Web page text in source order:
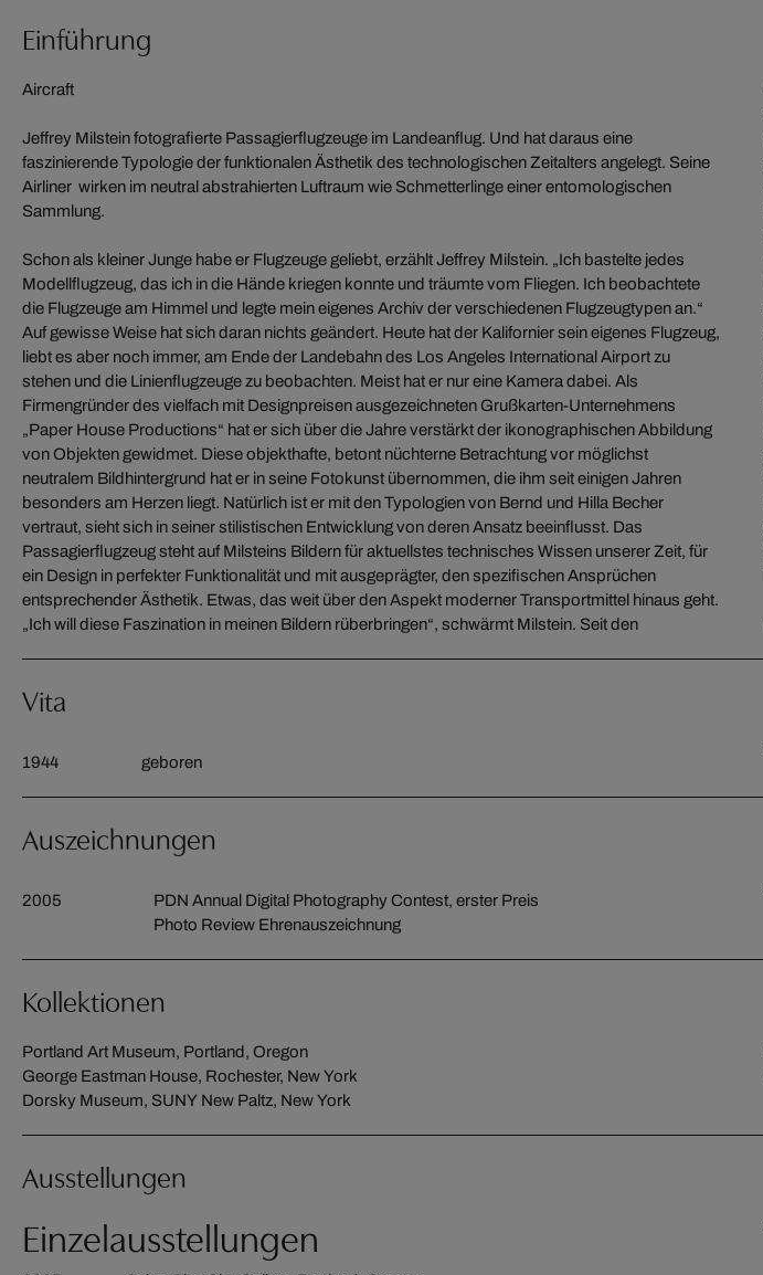
Einführung
Aircraft
Jeffrey Milstein fotografierte Passagierflugzeuge im Landeanflug. Und hat daraus eine
faszinierende Typologie der funktionalen Ästhetik des technologischen Zeitalters angelegt. Seine
Airliner wirken im neutral abstrahierten Luftraum wie Schmetterlinge einer entomologischen
Sammlung.
Schon als kleiner Junge habe er Flugzeuge geliebt, erzählt Jeffrey Milstein. „Ich bastelte jedes
Modellflugzeug, das ich in die Hände kriegen konnte und träumte vom Fliegen. Ich beobachtete
die Flugzeuge am Himmel und legte mein eigenes Archiv der verschiedenen Flugzeugtypen an.“
Auf gewisse Weise hat sich daran nichts geändert. Heute hat der Kalifornier sein eigenes Flugzeug,
liebt es aber noch immer, am Ende der Landebahn des Los Angeles International Airport zu
stehen und die Linienflugzeuge zu beobachten. Meist hat er nur eine Kamera dabei. Als
Firmengründer des vielfach mit Designpreisen ausgezeichneten Grußkarten-Unternehmens
„Paper House Productions“ hat er sich über die Jahre verstärkt der ikonographischen Abbildung
von Objekten gewidmet. Diese objekthafte, betont nüchterne Betrachtung vor möglichst
neutralem Bildhintergrund hat er in seine Fotokunst übernommen, die ihm seit einigen Jahren
besonders am Herzen liegt. Natürlich ist er mit den Typologien von Bernd und Hilla Becher
vertraut, sieht sich in seiner stilistischen Entwicklung von deren Ansatz beeinflusst. Das
Passagierflugzeug steht auf Milsteins Bildern für aktuellstes technisches Wissen unserer Zeit, für
ein Design in perfekter Funktionalität und mit ausgeprägter, den spezifischen Ansprüchen
entsprechender Ästhetik. Etwas, das weit über den Aspekt moderner Transportmittel hinaus geht.
„Ich will diese Faszination in meinen Bildern rüberbringen“, schwärmt Milstein. Seit den
Geschwindigkeit unter Kontrolle haben. Hier ist das Design weniger stilgeprägt als funktional.“
Milstein hat längst seinen idealen Aufnahme-Standort am Flughafen gefunden, an dem er die in
etwa 90 m Höhe mit einer Geschwindigkeit von 240 km/h vorbei¬rauschenden Flieger mit seiner
Canon EOS-1Ds und der Kodak DCS Pro SLR/n ablichtet. In der Nachbearbeitung werden die
Bilder gesamplet und geschärft, bevor er sie vorzugsweise im Format 70x70 cm printet. Dem
Spiel mit den Größendimensionen kommt bei der Rezeption seiner Arbeiten eine besondere
Bedeutung zu. Vor hellem Hintergrund und in perfekter detailgenauer Wiedergabe des Designs,
wirken die Passagierflugzeuge bei Milstein wie Miniaturmodelle, ihre symmetrische Anordnung im
aufs Quadrat reduzierten Format ähnelt dem aufgepinnter Schmetterlinge einer entomologischen
Sammlung. Im Laufe der Jahre hat der Fotograf zunehmend die Hintergründe seiner
Flugzeugbilder neutralisiert und aufgehellt. Im Ausstellungskontext wirken diese Flugzeuge nun im
abstrahierten „Luftraum“ wie schwerelose Meisterwerke moderner Ingenieursbaukunst. Milstein
hat eine Bildserie geschaffen, die nicht nur seinen Traum vom Fliegen visualisiert, sondern zur
Vita
1944 geboren
Auszeichnungen
2005
PDN Annual Digital Photography Contest, erster Preis
Photo Review Ehrenauszeichnung
Kollektionen
Portland Art Museum, Portland, Oregon
George Eastman House, Rochester, New York
Dorsky Museum, SUNY New Paltz, New York
Ausstellungen
Einzelausstellungen